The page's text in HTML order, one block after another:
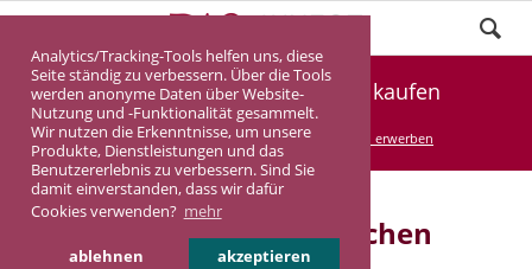
Analytics/Tracking-Tools helfen uns, diese
Seite ständig zu verbessern. Über die Tools
werden anonyme Daten über Website-
Nutzung und -Funktionalität gesammelt.
Wir nutzen die Erkenntnisse, um unsere
Produkte, Dienstleistungen und das
Benutzererlebnis zu verbessern. Sind Sie
damit einverstanden, dass wir dafür
Cookies verwenden? mehr
ablehnen akzeptieren
Renditeimmobilie in Jüchen kaufen
DASINVEST Service Renditeimmobilien erwerben
Renditeimmobilien in Jüchen